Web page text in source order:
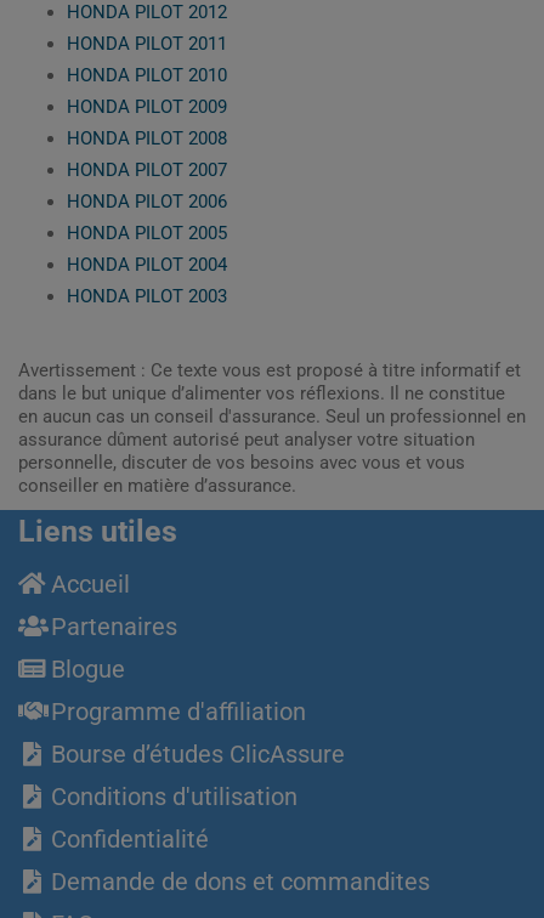
HONDA PILOT 2012
HONDA PILOT 2011
HONDA PILOT 2010
HONDA PILOT 2009
HONDA PILOT 2008
HONDA PILOT 2007
HONDA PILOT 2006
HONDA PILOT 2005
HONDA PILOT 2004
HONDA PILOT 2003
Avertissement : Ce texte vous est proposé à titre informatif et
dans le but unique d’alimenter vos réflexions. Il ne constitue
en aucun cas un conseil d'assurance. Seul un professionnel en
assurance dûment autorisé peut analyser votre situation
personnelle, discuter de vos besoins avec vous et vous
conseiller en matière d’assurance.
Liens utiles
Accueil
Partenaires
Blogue
Programme d'affiliation
Bourse d’études ClicAssure
Conditions d'utilisation
Confidentialité
Demande de dons et commandites